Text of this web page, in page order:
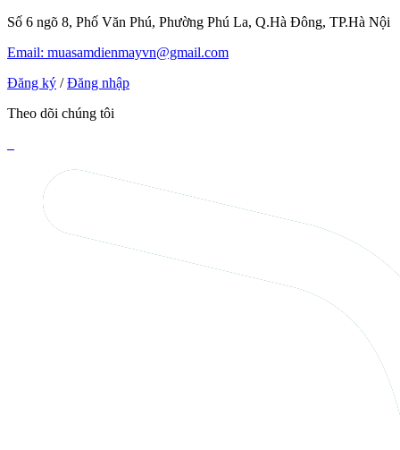
Số 6 ngõ 8, Phố Văn Phú, Phường Phú La, Q.Hà Đông, TP.Hà Nội
Email: muasamdienmayvn@gmail.com
Đăng ký / Đăng nhập
Theo dõi chúng tôi